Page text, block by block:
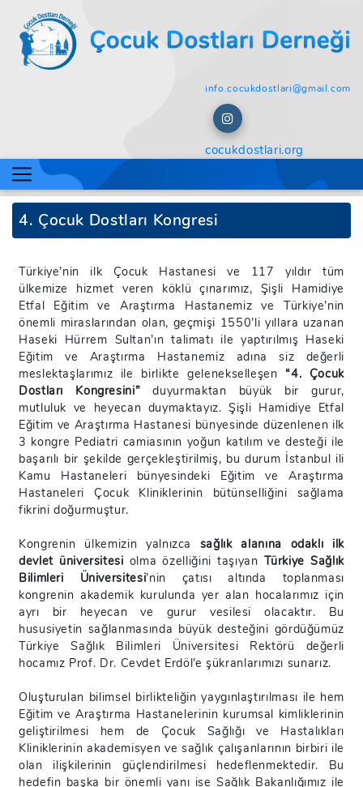
info.cocukdostlari@gmail.com
cocukdostlari.org
4. Çocuk Dostları Kongresi
Türkiye’nin ilk Çocuk Hastanesi ve 117 yıldır tüm
ülkemize hizmet veren köklü çınarımız, Şişli Hamidiye
Etfal Eğitim ve Araştırma Hastanemiz ve Türkiye’nin
önemli miraslarından olan, geçmişi 1550’li yıllara uzanan
Haseki Hürrem Sultan’ın talimatı ile yaptırılmış Haseki
Eğitim ve Araştırma Hastanemiz adına siz değerli
meslektaşlarımız ile birlikte gelenekselleşen“4. Çocuk
Dostları Kongresini” duyurmaktan büyük bir gurur,
mutluluk ve heyecan duymaktayız. Şişli Hamidiye Etfal
Eğitim ve Araştırma Hastanesi bünyesinde düzenlenen ilk
3 kongre Pediatri camiasının yoğun katılım ve desteği ile
başarılı bir şekilde gerçekleştirilmiş, bu durum İstanbul ili
Kamu Hastaneleri bünyesindeki Eğitim ve Araştırma
Hastaneleri Çocuk Kliniklerinin bütünselliğini sağlama
fikrini doğurmuştur.
Kongrenin ülkemizin yalnızca sağlık alanına odaklı ilk
devlet üniversitesi olma özelliğini taşıyan Türkiye Sağlık
Bilimleri Üniversitesi’nin çatısı altında toplanması
kongrenin akademik kurulunda yer alan hocalarımız için
ayrı bir heyecan ve gurur vesilesi olacaktır. Bu
hususiyetin sağlanmasında büyük desteğini gördüğümüz
Türkiye Sağlık Bilimleri Üniversitesi Rektörü değerli
hocamız Prof. Dr. Cevdet Erdöl’e şükranlarımızı sunarız.
Oluşturulan bilimsel birlikteliğin yaygınlaştırılması ile hem
Eğitim ve Araştırma Hastanelerinin kurumsal kimliklerinin
geliştirilmesi hem de Çocuk Sağlığı ve Hastalıkları
Kliniklerinin akademisyen ve sağlık çalışanlarının birbiri ile
olan ilişkilerinin güçlendirilmesi hedeflenmektedir. Bu
hedefin başka bir önemli yanı ise Sağlık Bakanlığımız ile